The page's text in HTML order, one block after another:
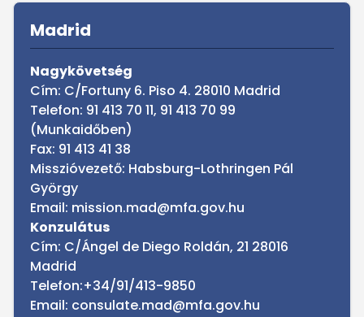
Sidebar
Madrid
Nagykövetség
Cím: C/Fortuny 6. Piso 4. 28010 Madrid
Telefon: 91 413 70 11, 91 413 70 99
(Munkaidőben)
Fax: 91 413 41 38
Misszióvezető: Habsburg-Lothringen Pál
György
Email: mission.mad@mfa.gov.hu
Konzulátus
Cím: C/Ángel de Diego Roldán, 21 28016
Madrid
Telefon:+34/91/413-9850
Email: consulate.mad@mfa.gov.hu